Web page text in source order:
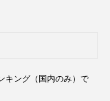
キング（国内のみ）で